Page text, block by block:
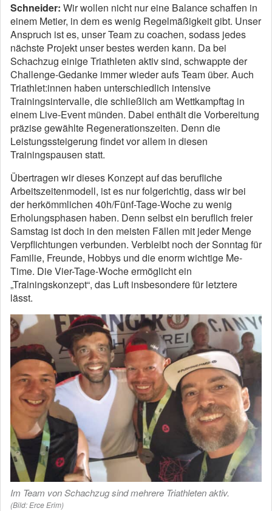
Schneider: Wir wollen nicht nur eine Balance schaffen in
einem Metier, in dem es wenig Regelmäßigkeit gibt. Unser
Anspruch ist es, unser Team zu coachen, sodass jedes
nächste Projekt unser bestes werden kann. Da bei
Schachzug einige Triathleten aktiv sind, schwappte der
Challenge-Gedanke immer wieder aufs Team über. Auch
Triathlet:innen haben unterschiedlich intensive
Trainingsintervalle, die schließlich am Wettkampftag in
einem Live-Event münden. Dabei enthält die Vorbereitung
präzise gewählte Regenerationszeiten. Denn die
Leistungssteigerung findet vor allem in diesen
Trainingspausen statt.
Übertragen wir dieses Konzept auf das berufliche
Arbeitszeitenmodell, ist es nur folgerichtig, dass wir bei
der herkömmlichen 40h/Fünf-Tage-Woche zu wenig
Erholungsphasen haben. Denn selbst ein beruflich freier
Samstag ist doch in den meisten Fällen mit jeder Menge
Verpflichtungen verbunden. Verbleibt noch der Sonntag für
Familie, Freunde, Hobbys und die enorm wichtige Me-
Time. Die Vier-Tage-Woche ermöglicht ein
„Trainingskonzept“, das Luft insbesondere für letztere
lässt.
Im Team von Schachzug sind mehrere Triathleten aktiv.
(Bild: Erce Erim)